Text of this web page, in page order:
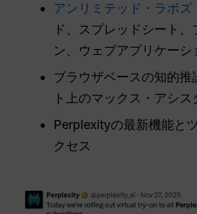
アンリミテッド・ラボズ
ド、スプレッドシート、
ン、ウェブアプリケーシ
ブラウザベースの知的推
ト上のマックス・アシス
Perplexityの最新機能と
クセス